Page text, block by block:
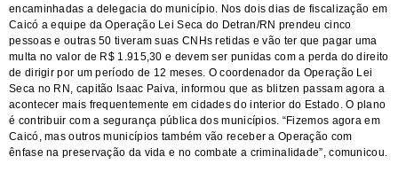
encaminhadas a delegacia do município. Nos dois dias de fiscalização em
Caicó a equipe da Operação Lei Seca do Detran/RN prendeu cinco
pessoas e outras 50 tiveram suas CNHs retidas e vão ter que pagar uma
multa no valor de R$ 1.915,30 e devem ser punidas com a perda do direito
de dirigir por um período de 12 meses. O coordenador da Operação Lei
Seca no RN, capitão Isaac Paiva, informou que as blitzen passam agora a
acontecer mais frequentemente em cidades do interior do Estado. O plano
é contribuir com a segurança pública dos municípios. “Fizemos agora em
Caicó, mas outros municípios também vão receber a Operação com
ênfase na preservação da vida e no combate a criminalidade”, comunicou.